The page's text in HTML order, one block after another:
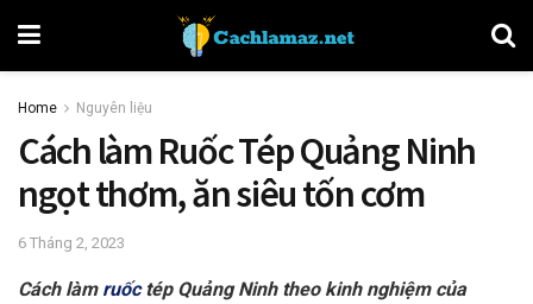
Home Nguyên liệu
Cách làm Ruốc Tép Quảng Ninh
ngọt thơm, ăn siêu tốn cơm
6 Tháng 2, 2023
Cách làm ruốctép Quảng Ninh theo kinh nghiệm của